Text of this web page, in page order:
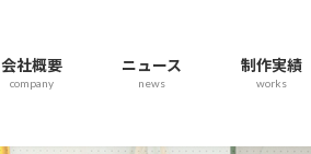
会社概要
company
ニュース
news
制作実績
works